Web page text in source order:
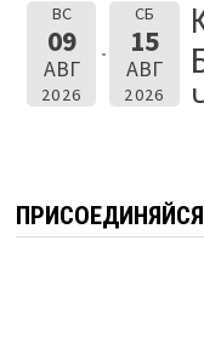
ВС
09
АВГ
2026
СБ
15
АВГ
2026